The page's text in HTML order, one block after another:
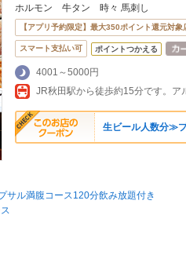
ホルモン 牛タン 時々 馬刺し
【アプリ予約限定】最大350ポイント還元対象
スマート支払い可 ポイントつかえる
4001～5000円
JR秋田駅から徒歩約15分です。ア
生ビール人数分≫
サル満腹コース120分飲み放題付き